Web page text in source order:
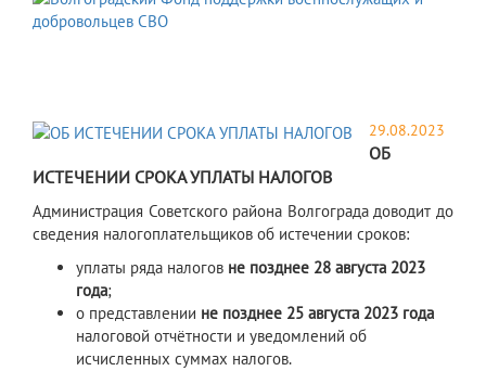
29.08.2023
ОБ
ИСТЕЧЕНИИ СРОКА УПЛАТЫ НАЛОГОВ
Администрация Советского района Волгограда доводит до
сведения налогоплательщиков об истечении сроков:
уплаты ряда налогов не позднее 28 августа 2023
года;
о представлении не позднее 25 августа 2023 года
налоговой отчётности и уведомлений об
исчисленных суммах налогов.